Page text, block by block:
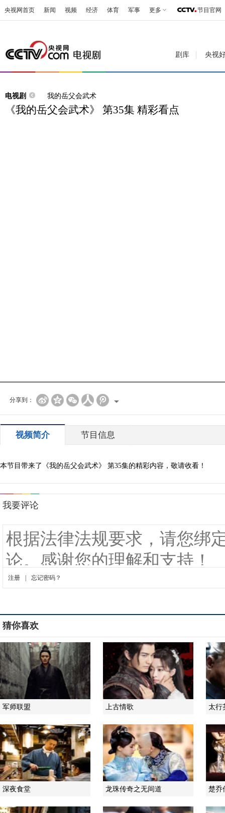
央视网首页 新闻 视频 经济 体育 军事 更多 节目官网
剧库 央视
电视剧 我的岳父会武术
《我的岳父会武术》 第35集 精彩看点
分享到：
视频简介 节目信息
本节目带来了《我的岳父会武术》 第35集的精彩内容，敬请收看！
猜你喜欢
军师联盟 上古情歌 太行
深夜食堂 龙珠传奇之无间道 楚乔